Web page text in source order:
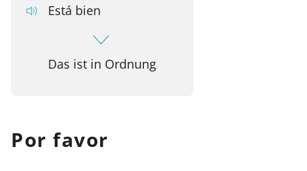
Está bien
Das ist in Ordnung
Por favor